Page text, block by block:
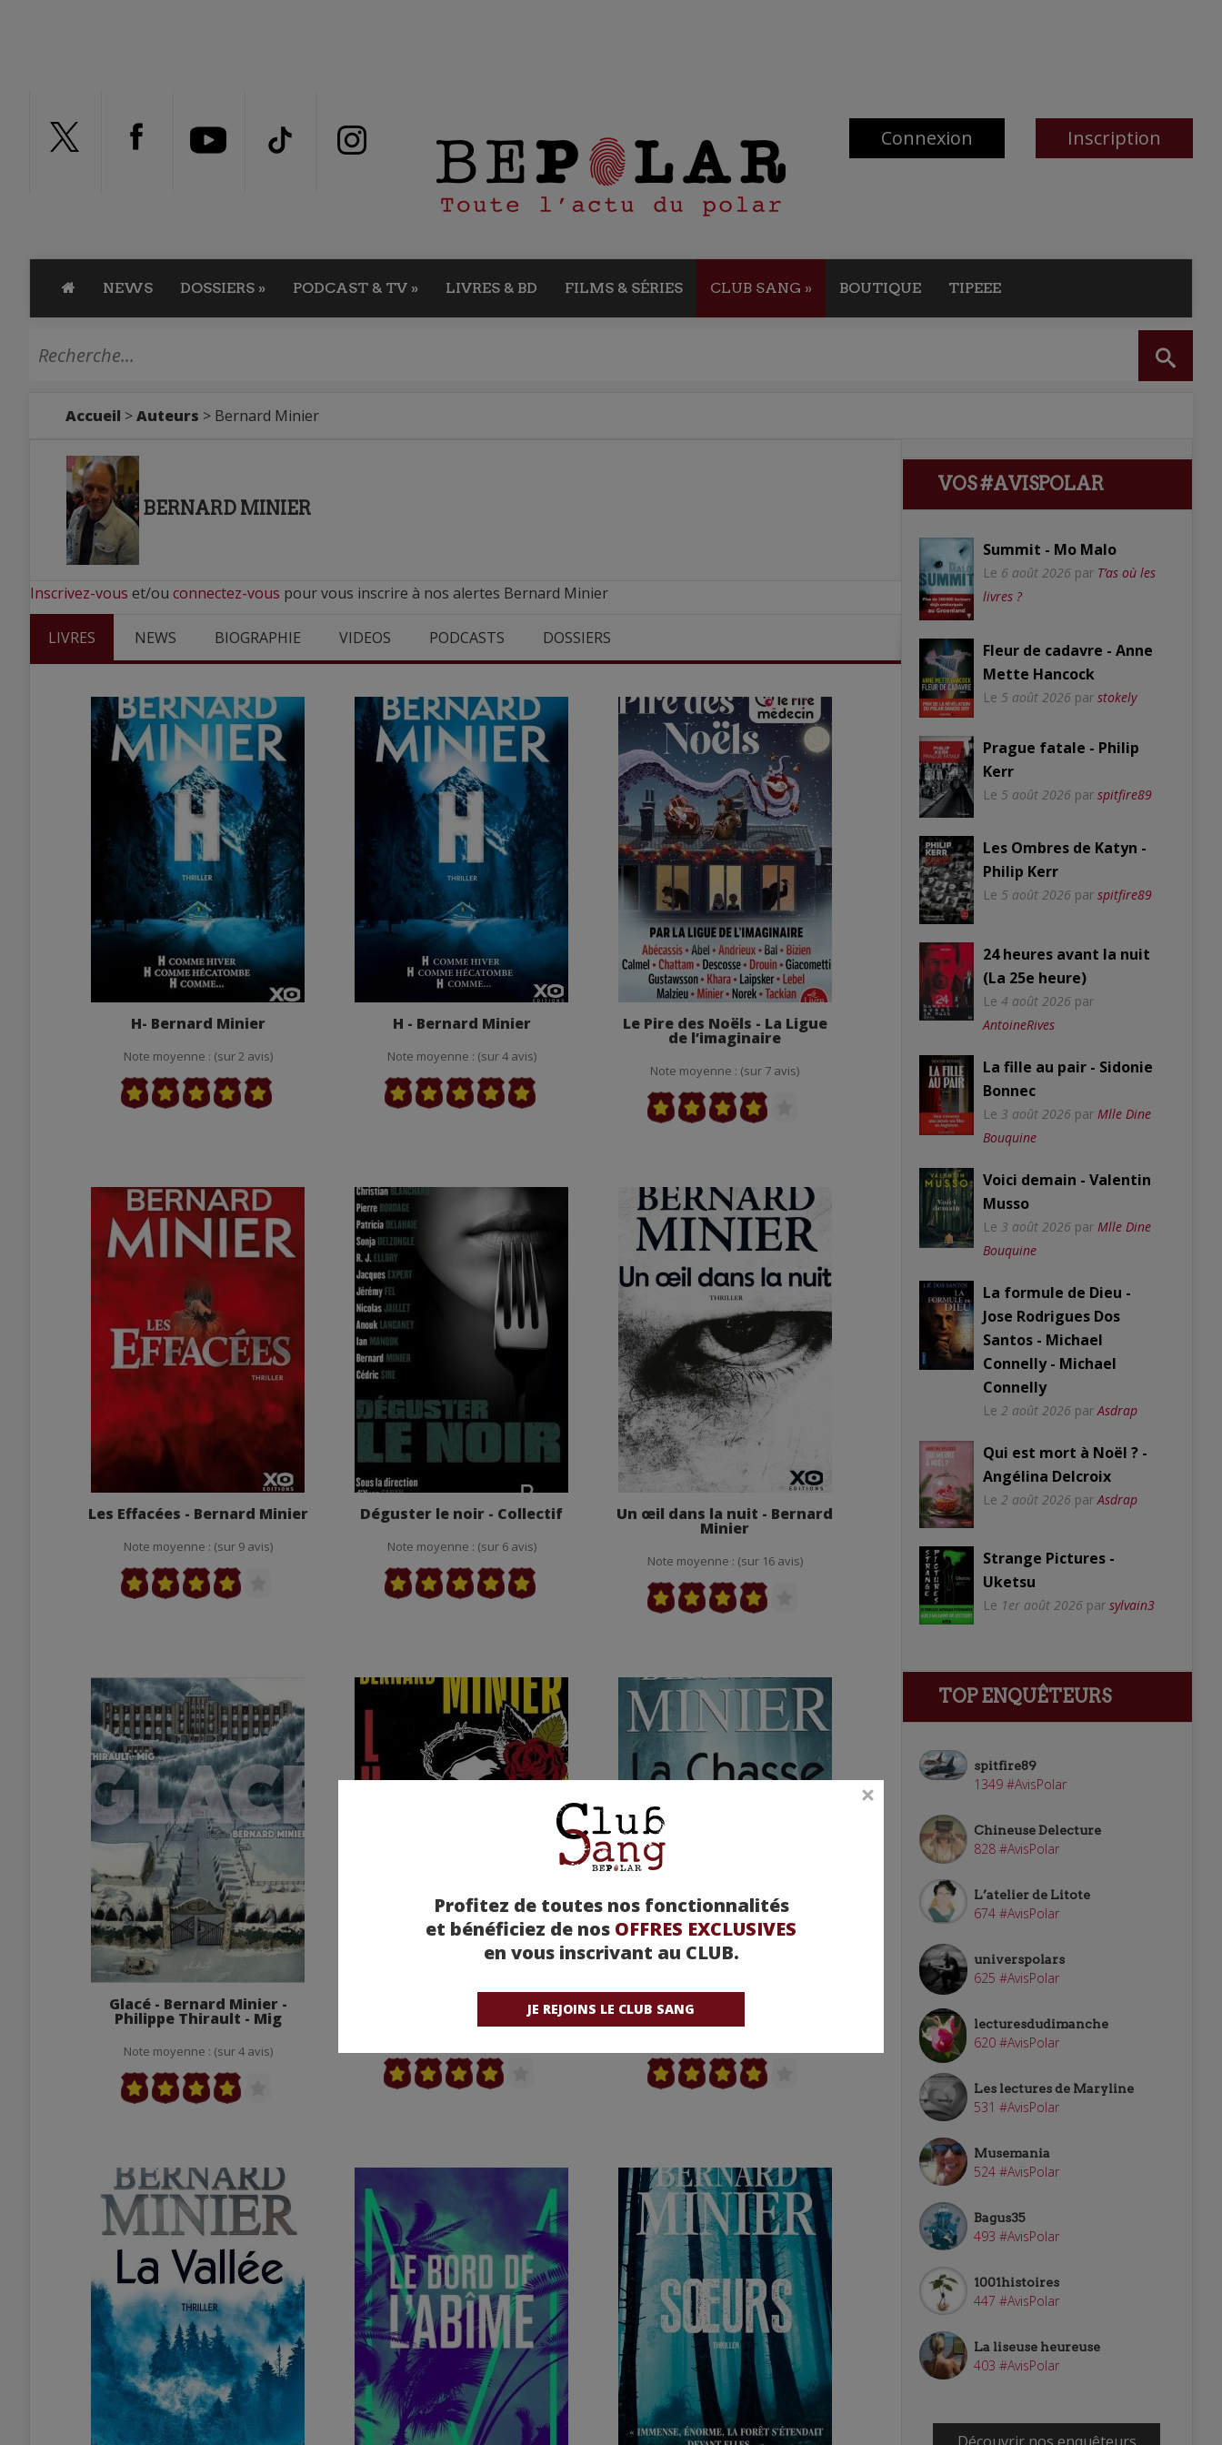
Connexion Inscription
NEWS DOSSIERS » PODCAST & TV » LIVRES & BD FILMS & SÉRIES CLUB SANG » BOUTIQUE TIPEEE
Profitez de toutes nos fonctionnalités
et bénéficiez de nos OFFRES EXCLUSIVES
en vous inscrivant au CLUB.
JE REJOINS LE CLUB SANG
Accueil >Auteurs > Bernard Minier
BERNARD MINIER
Inscrivez-vous et/ou connectez-vous pour vous inscrire à nos alertes Bernard Minier
LIVRES NEWS BIOGRAPHIE VIDEOS PODCASTS DOSSIERS
H- Bernard Minier
Note moyenne : (sur 2 avis)
H - Bernard Minier
Note moyenne : (sur 4 avis)
Le Pire des Noëls - La Ligue
de l’imaginaire
Note moyenne : (sur 7 avis)
Les Effacées - Bernard Minier
Note moyenne : (sur 9 avis)
Déguster le noir - Collectif
Note moyenne : (sur 6 avis)
Un œil dans la nuit - Bernard
Minier
Note moyenne : (sur 16 avis)
Glacé - Bernard Minier -
Philippe Thirault - Mig
Note moyenne : (sur 4 avis)
Lucia - Bernard Minier La Chasse - Bernard Minier
VOS #AVISPOLAR
Summit - Mo Malo
Le 6 août 2026 par T’as où les
livres ?
Fleur de cadavre - Anne
Mette Hancock
Le 5 août 2026 par stokely
Prague fatale - Philip
Kerr
Le 5 août 2026 par spitfire89
Les Ombres de Katyn -
Philip Kerr
Le 5 août 2026 par spitfire89
24 heures avant la nuit
(La 25e heure)
Le 4 août 2026 par
AntoineRives
La fille au pair - Sidonie
Bonnec
Le 3 août 2026 par Mlle Dine
Bouquine
Voici demain - Valentin
Musso
Le 3 août 2026 par Mlle Dine
Bouquine
La formule de Dieu -
Jose Rodrigues Dos
Santos - Michael
Connelly - Michael
Connelly
Le 2 août 2026 par Asdrap
Qui est mort à Noël ? -
Angélina Delcroix
Le 2 août 2026 par Asdrap
Strange Pictures -
Uketsu
Le 1er août 2026 par sylvain3
TOP ENQUÊTEURS
spitfire89
1349 #AvisPolar
Chineuse Delecture
828 #AvisPolar
L’atelier de Litote
674 #AvisPolar
universpolars
625 #AvisPolar
lecturesdudimanche
620 #AvisPolar
Les lectures de Maryline
531 #AvisPolar
Musemania
524 #AvisPolar
Bagus35
493 #AvisPolar
1001histoires
447 #AvisPolar
La liseuse heureuse
403 #AvisPolar